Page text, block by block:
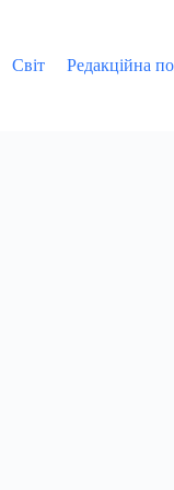
Світ Редакційна